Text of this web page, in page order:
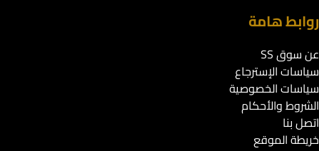
روابط هامة
عن سوق SS
سياسات الإسترجاع
سياسات الخصوصية
الشروط والأحكام
اتصل بنا
خريطة الموقع